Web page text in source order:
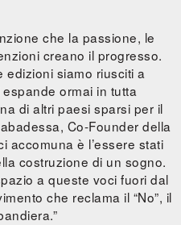
che la passione, le
creano il progresso.
edizioni siamo riusciti a
ormai in tutta
di altri paesi sparsi per il
Co-Founder della
accomuna è l’essere stati
costruzione di un sogno.
a queste voci fuori dal
che reclama il “No”, il